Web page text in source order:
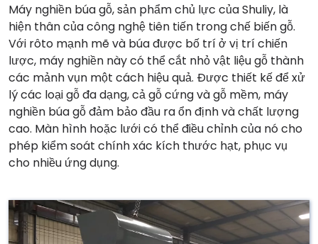
Máy nghiền búa gỗ, sản phẩm chủ lực của Shuliy, là
hiện thân của công nghệ tiên tiến trong chế biến gỗ.
Với rôto mạnh mẽ và búa được bố trí ở vị trí chiến
lược, máy nghiền này có thể cắt nhỏ vật liệu gỗ thành
các mảnh vụn một cách hiệu quả. Được thiết kế để xử
lý các loại gỗ đa dạng, cả gỗ cứng và gỗ mềm, máy
nghiền búa gỗ đảm bảo đầu ra ổn định và chất lượng
cao. Màn hình hoặc lưới có thể điều chỉnh của nó cho
phép kiểm soát chính xác kích thước hạt, phục vụ
cho nhiều ứng dụng.